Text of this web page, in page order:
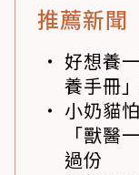
推薦新聞
好想養
養手冊
小奶貓
「獸醫
過份